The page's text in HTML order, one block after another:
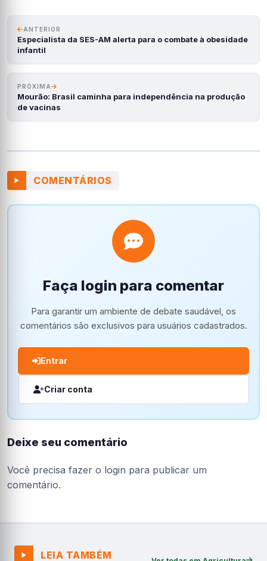
ANTERIOR
Especialista da SES-AM alerta para o combate à obesidade
infantil
PRÓXIMA
Mourão: Brasil caminha para independência na produção
de vacinas
COMENTÁRIOS
Faça login para comentar
Para garantir um ambiente de debate saudável, os
comentários são exclusivos para usuários cadastrados.
Entrar
Criar conta
Deixe seu comentário
Você precisa fazer o login para publicar um
comentário.
LEIA TAMBÉM